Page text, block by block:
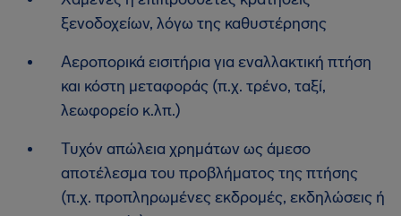
ξενοδοχείων, λόγω της καθυστέρησης
Αεροπορικά εισιτήρια για εναλλακτική πτήση
και κόστη μεταφοράς (π.χ. τρένο, ταξί,
λεωφορείο κ.λπ.)
Τυχόν απώλεια χρημάτων ως άμεσο
αποτέλεσμα του προβλήματος της πτήσης
(π.χ. προπληρωμένες εκδρομές, εκδηλώσεις ή